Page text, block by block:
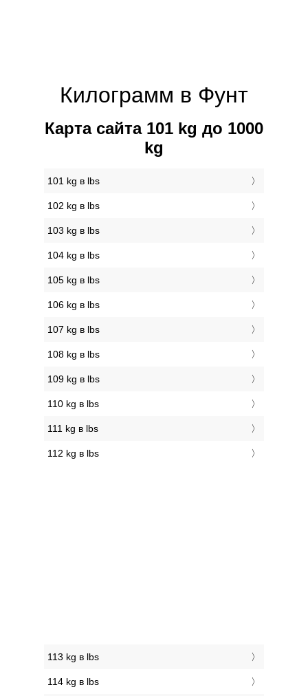
Килограмм в Фунт
Карта сайта 101 kg до 1000
kg
101 kg в lbs
102 kg в lbs
103 kg в lbs
104 kg в lbs
105 kg в lbs
106 kg в lbs
107 kg в lbs
108 kg в lbs
109 kg в lbs
110 kg в lbs
111 kg в lbs
112 kg в lbs
113 kg в lbs
114 kg в lbs